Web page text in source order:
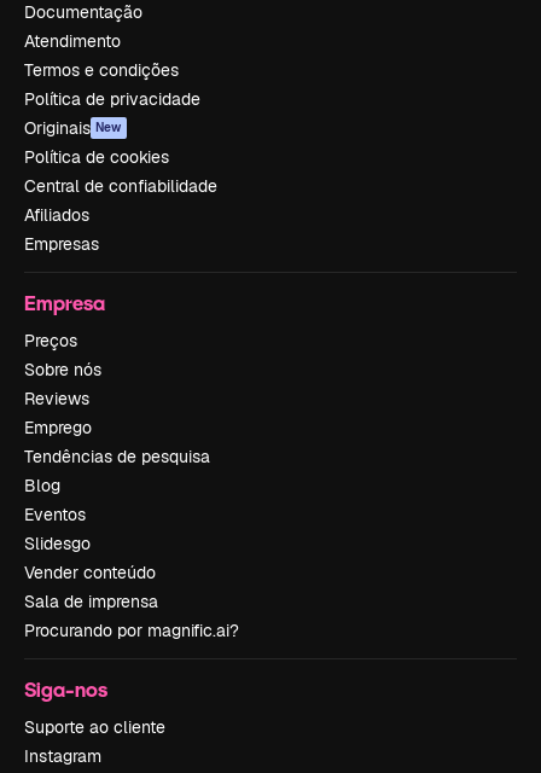
Documentação
Atendimento
Termos e condições
Política de privacidade
Originais New
Política de cookies
Central de confiabilidade
Afiliados
Empresas
Empresa
Preços
Sobre nós
Reviews
Emprego
Tendências de pesquisa
Blog
Eventos
Slidesgo
Vender conteúdo
Sala de imprensa
Procurando por magnific.ai?
Siga-nos
Suporte ao cliente
Instagram